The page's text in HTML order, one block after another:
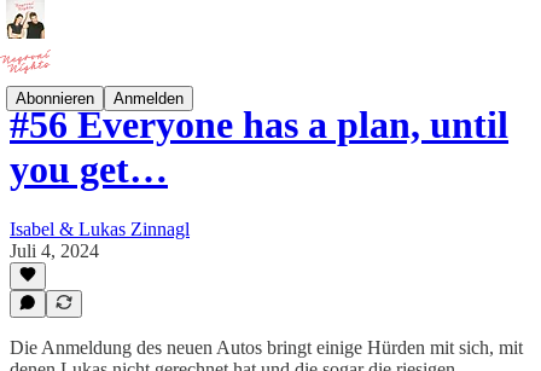
Abonnieren Anmelden
#56 Everyone has a plan, until
you get…
Isabel & Lukas Zinnagl
Juli 4, 2024
Die Anmeldung des neuen Autos bringt einige Hürden mit sich, mit